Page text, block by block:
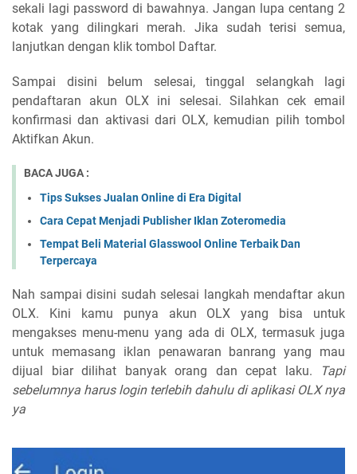
sekali lagi password di bawahnya. Jangan lupa centang 2
kotak yang dilingkari merah. Jika sudah terisi semua,
lanjutkan dengan klik tombol Daftar.
Sampai disini belum selesai, tinggal selangkah lagi
pendaftaran akun OLX ini selesai. Silahkan cek email
konfirmasi dan aktivasi dari OLX, kemudian pilih tombol
Aktifkan Akun.
BACA JUGA :
Tips Sukses Jualan Online di Era Digital
Cara Cepat Menjadi Publisher Iklan Zoteromedia
Tempat Beli Material Glasswool Online Terbaik Dan
Terpercaya
Nah sampai disini sudah selesai langkah mendaftar akun
OLX. Kini kamu punya akun OLX yang bisa untuk
mengakses menu-menu yang ada di OLX, termasuk juga
untuk memasang iklan penawaran banrang yang mau
dijual biar dilihat banyak orang dan cepat laku.
Tapi
sebelumnya harus login terlebih dahulu di aplikasi OLX nya
ya